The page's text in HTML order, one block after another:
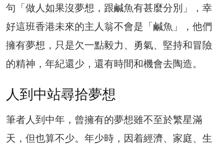
句「做人如果沒夢想，跟鹹魚有甚麼分別」，幸
好這班香港未來的主人翁不會是「鹹魚」，他們
擁有夢想，只是欠一點毅力、勇氣、堅持和冒險
的精神，年紀還少，還有時間和機會去陶造。
人到中站尋拾夢想
筆者人到中年，曾擁有的夢想雖不至於繁星滿
天，但也算不少。年少時，因着經濟、家庭、生